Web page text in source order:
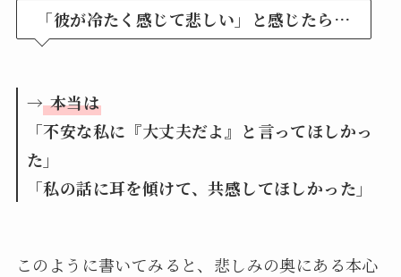
「彼が冷たく感じて悲しい」と感じたら…
→ 本当は
「不安な私に『大丈夫だよ』と言ってほしかっ
た」
「私の話に耳を傾けて、共感してほしかった」
このように書いてみると、悲しみの奥にある本心